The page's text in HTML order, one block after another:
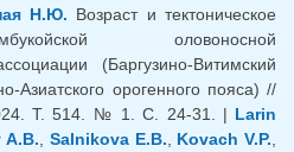
Н.Ю. Возраст и тектоническое
оловоносной
(Баргузино-Витимский
Азиатского орогенного пояса) //
Т. 514. № 1. С. 24-31. | Larin
A.B. Salnikova E.B. Kovach V.P.